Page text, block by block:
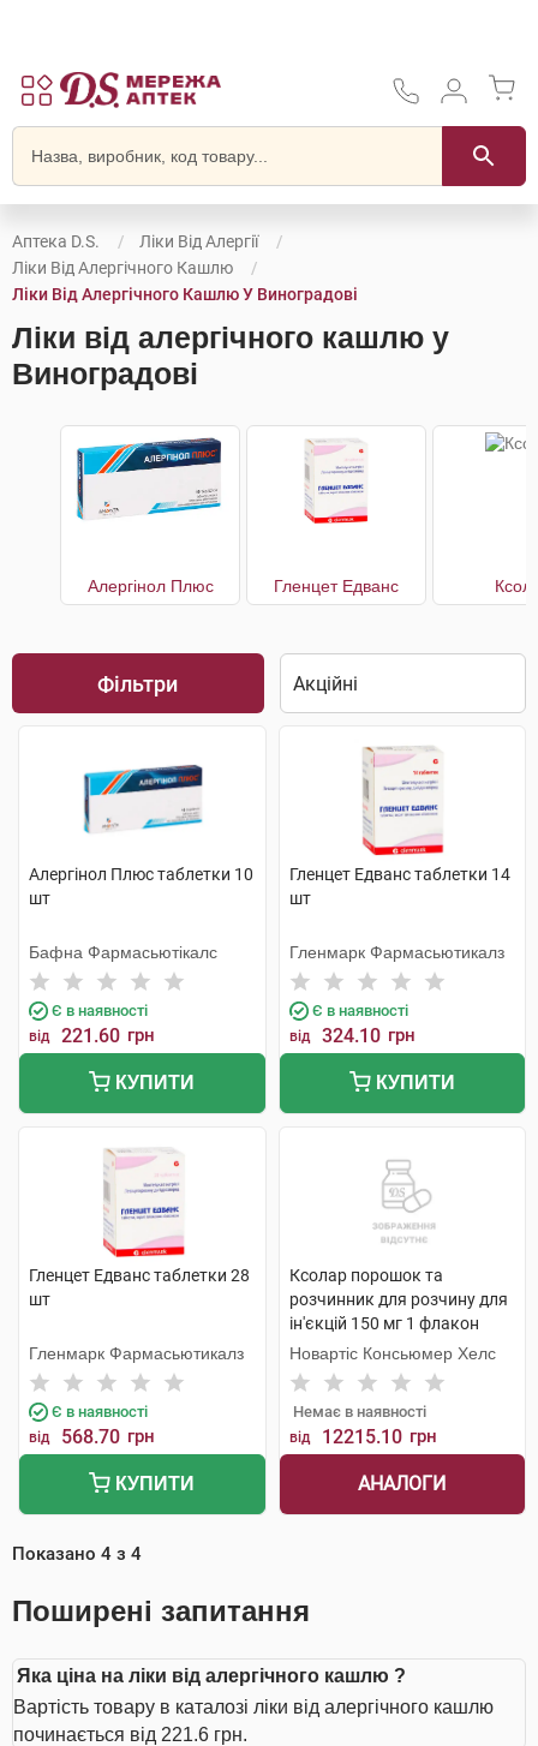
Аптека D.S.
Ліки Від Алергії
Ліки Від Алергічного Кашлю
Ліки Від Алергічного Кашлю У Виноградові
Ліки від алергічного кашлю у
Виноградові
Алергінол Плюс Гленцет Едванс
Фільтри
Алергінол Плюс таблетки 10
шт
Бафна Фармасьютікалс
Є в наявності
від 221.60 грн
КУПИТИ
Гленцет Едванс таблетки 14
шт
Гленмарк Фармасьютикалз
Є в наявності
від 324.10 грн
КУПИТИ
Гленцет Едванс таблетки 28
шт
Гленмарк Фармасьютикалз
Є в наявності
від 568.70 грн
КУПИТИ
Ксолар порошок та
розчинник для розчину для
ін'єкцій 150 мг 1 флакон
Новартіс Консьюмер Хелс
Немає в наявності
від 12215.10 грн
АНАЛОГИ
Показано 4 з 4
Поширені запитання
Яка ціна на ліки від алергічного кашлю ?
Вартість товару в каталозі ліки від алергічного кашлю
починається від 221.6 грн.